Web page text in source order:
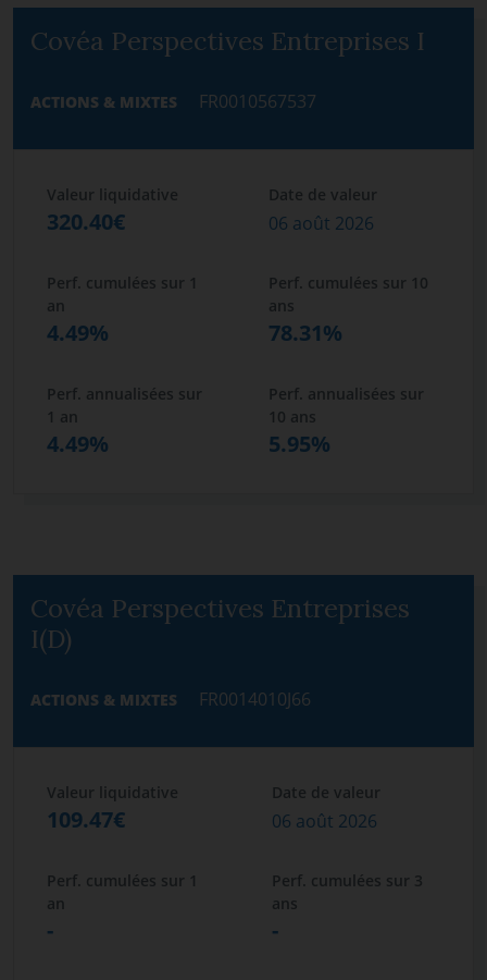
Covéa Perspectives Entreprises I
ACTIONS & MIXTES FR0010567537
Valeur liquidative Date de valeur
320.40€ 06 août 2026
Perf. cumulées sur 1
an
Perf. cumulées sur 10
ans
4.49% 78.31%
Perf. annualisées sur
1 an
Perf. annualisées sur
10 ans
4.49% 5.95%
Covéa Perspectives Entreprises
I(D)
ACTIONS & MIXTES FR0014010J66
Valeur liquidative Date de valeur
109.47€ 06 août 2026
Perf. cumulées sur 1
an
Perf. cumulées sur 3
ans
- -